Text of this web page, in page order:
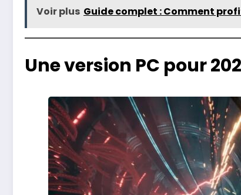
Voir plus Guide complet : Comment
Une version PC pour